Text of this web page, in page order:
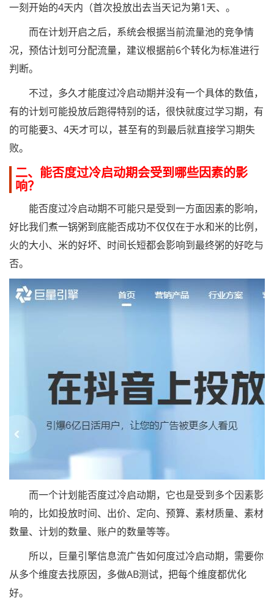
一刻开始的4天内（首次投放出去当天记为第1天、。
而在计划开启之后，系统会根据当前流量池的竞争情
况，预估计划可分配流量，建议根据前6个转化为标准进行
判断。
不过，多久才能度过冷启动期并没有一个具体的数值，
有的计划可能投放后跑得特别的话，很快就度过学习期，有
的可能要3、4天才可以，甚至有的到最后就直接学习期失
败。
二、能否度过冷启动期会受到哪些因素的影
响？
能否度过冷启动期不可能只是受到一方面因素的影响，
好比我们煮一锅粥到底能否成功不仅仅在于水和米的比例，
火的大小、米的好坏、时间长短都会影响到最终粥的好吃与
否。
而一个计划能否度过冷启动期，它也是受到多个因素影
响的，比如投放时间、出价、定向、预算、素材质量、素材
数量、计划的数量、账户的数量等等。
所以，巨量引擎信息流广告如何度过冷启动期，需要你
从多个维度去找原因，多做AB测试，把每个维度都优化
好。